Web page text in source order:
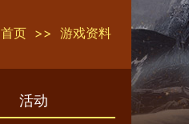
首页 >> 游戏资料
活动